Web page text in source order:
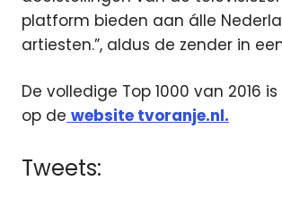
platform bieden aan álle
artiesten.”, aldus de zender in
De volledige Top 1000 van 2016
op de website tvoranje.nl.
Tweets: